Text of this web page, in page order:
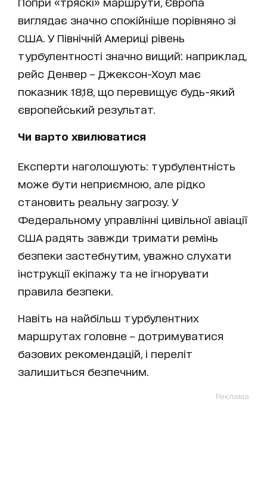
виглядає значно спокійніше порівняно зі
США. У Північній Америці рівень
турбулентності значно вищий: наприклад,
рейс Денвер – Джексон-Хоул має
показник 18,18, що перевищує будь-який
європейський результат.
Чи варто хвилюватися
Експерти наголошують: турбулентність
може бути неприємною, але рідко
становить реальну загрозу. У
Федеральному управлінні цивільної авіації
США радять завжди тримати ремінь
безпеки застебнутим, уважно слухати
інструкції екіпажу та не ігнорувати
правила безпеки.
Навіть на найбільш турбулентних
маршрутах головне – дотримуватися
базових рекомендацій, і переліт
залишиться безпечним.
Реклама